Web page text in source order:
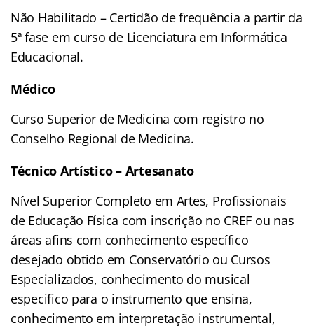
Não Habilitado – Certidão de frequência a partir da
5ª fase em curso de Licenciatura em Informática
Educacional.
Médico
Curso Superior de Medicina com registro no
Conselho Regional de Medicina.
Técnico Artístico – Artesanato
Nível Superior Completo em Artes, Profissionais
de Educação Física com inscrição no CREF ou nas
áreas afins com conhecimento específico
desejado obtido em Conservatório ou Cursos
Especializados, conhecimento do musical
especifico para o instrumento que ensina,
conhecimento em interpretação instrumental,